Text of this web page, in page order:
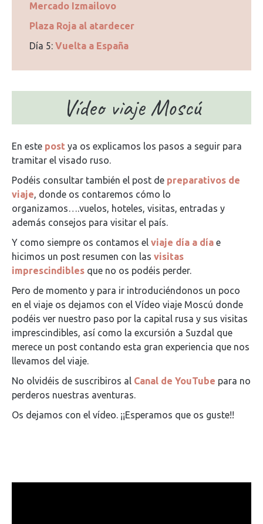
Mercado Izmailovo
Plaza Roja al atardecer
Día 5: Vuelta a España
Vídeo viaje Moscú
En este post ya os explicamos los pasos a seguir para
tramitar el visado ruso.
Podéis consultar también el post de preparativos de
viaje, donde os contaremos cómo lo
organizamos….vuelos, hoteles, visitas, entradas y
además consejos para visitar el país.
Y como siempre os contamos el viaje día a día e
hicimos un post resumen con las visitas
imprescindibles que no os podéis perder.
Pero de momento y para ir introduciéndonos un poco
en el viaje os dejamos con el Vídeo viaje Moscú donde
podéis ver nuestro paso por la capital rusa y sus visitas
imprescindibles, así como la excursión a Suzdal que
merece un post contando esta gran experiencia que nos
llevamos del viaje.
No olvidéis de suscribiros al Canal de YouTube para no
perderos nuestras aventuras.
Os dejamos con el vídeo. ¡¡Esperamos que os guste!!